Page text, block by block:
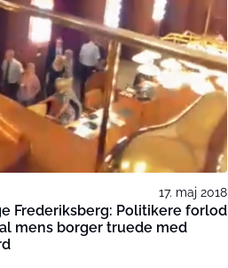
17. maj 2018
Frederiksberg: Politikere forlod
mens borger truede med